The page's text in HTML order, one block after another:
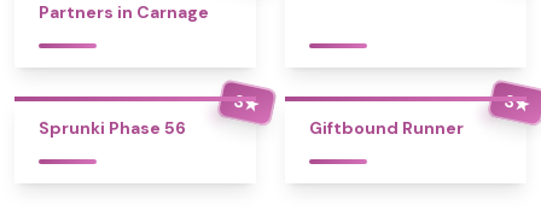
Partners in Carnage
3★
Sprunki Phase 56
3★
Giftbound Runner